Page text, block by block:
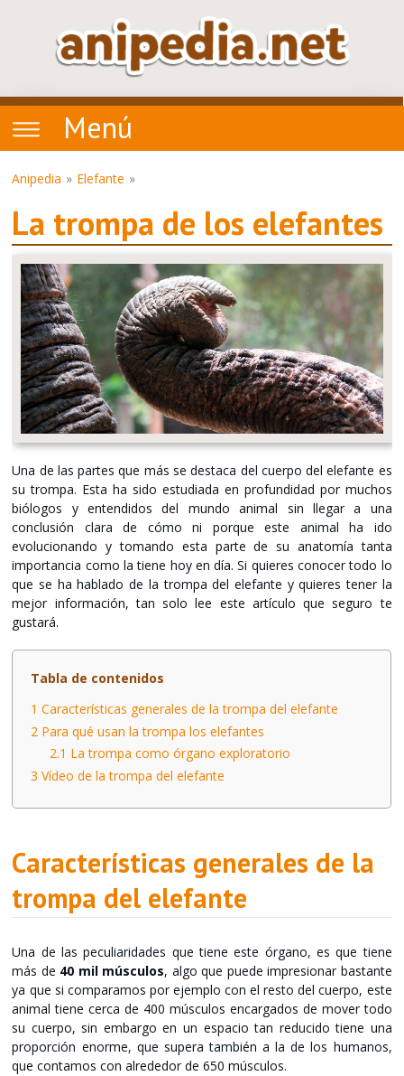
Menú
Anipedia Elefante
La trompa de los elefantes
Una de las partes que más se destaca del cuerpo del elefante es
su trompa. Esta ha sido estudiada en profundidad por muchos
biólogos y entendidos del mundo animal sin llegar a una
conclusión clara de cómo ni porque este animal ha ido
evolucionando y tomando esta parte de su anatomía tanta
importancia como la tiene hoy en día. Si quieres conocer todo lo
que se ha hablado de la trompa del elefante y quieres tener la
mejor información, tan solo lee este artículo que seguro te
gustará.
Tabla de contenidos
1 Características generales de la trompa del elefante
2 Para qué usan la trompa los elefantes
2.1 La trompa como órgano exploratorio
3 Vídeo de la trompa del elefante
Características generales de la
trompa del elefante
Una de las peculiaridades que tiene este órgano, es que tiene
más de 40 mil músculos, algo que puede impresionar bastante
ya que si comparamos por ejemplo con el resto del cuerpo, este
animal tiene cerca de 400 músculos encargados de mover todo
su cuerpo, sin embargo en un espacio tan reducido tiene una
proporción enorme, que supera también a la de los humanos,
que contamos con alrededor de 650 músculos.